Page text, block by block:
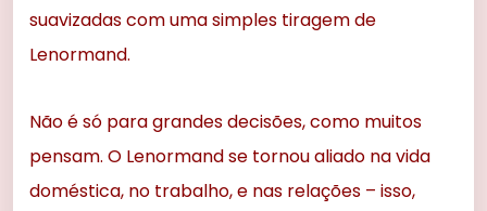
suavizadas com uma simples tiragem de
Lenormand.
Não é só para grandes decisões, como muitos
pensam. O Lenormand se tornou aliado na vida
doméstica, no trabalho, e nas relações – isso,